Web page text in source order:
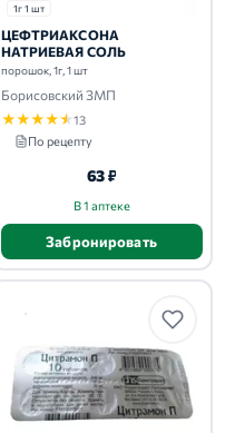
1г 1 шт
ЦЕФТРИАКСОНА
НАТРИЕВАЯ СОЛЬ
порошок, 1г, 1 шт
Борисовский ЗМП
★★★★★13
По рецепту
63 ₽
В 1 аптеке
Забронировать